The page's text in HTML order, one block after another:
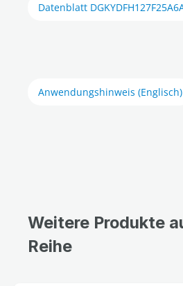
Datenblatt
Anwendungshinweis (Englisch)
Weitere Produkte
Reihe